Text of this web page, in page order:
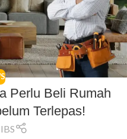
Perlu Beli Rumah
Terlepas!